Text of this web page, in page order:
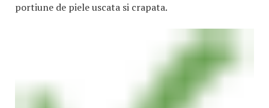
portiune de piele uscata si crapata.